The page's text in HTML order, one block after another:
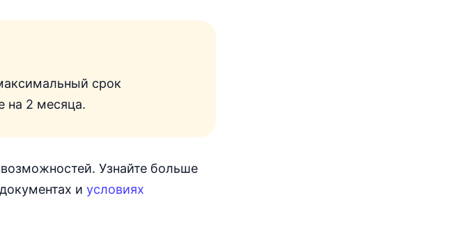
срок
на 2 месяца.
Узнайте больше
и условиях